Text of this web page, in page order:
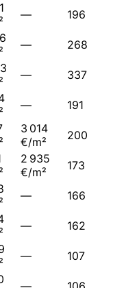
— 196
— 268
— 337
— 191
3 014
€/m²
200
2 935
€/m²
173
— 166
— 162
— 107